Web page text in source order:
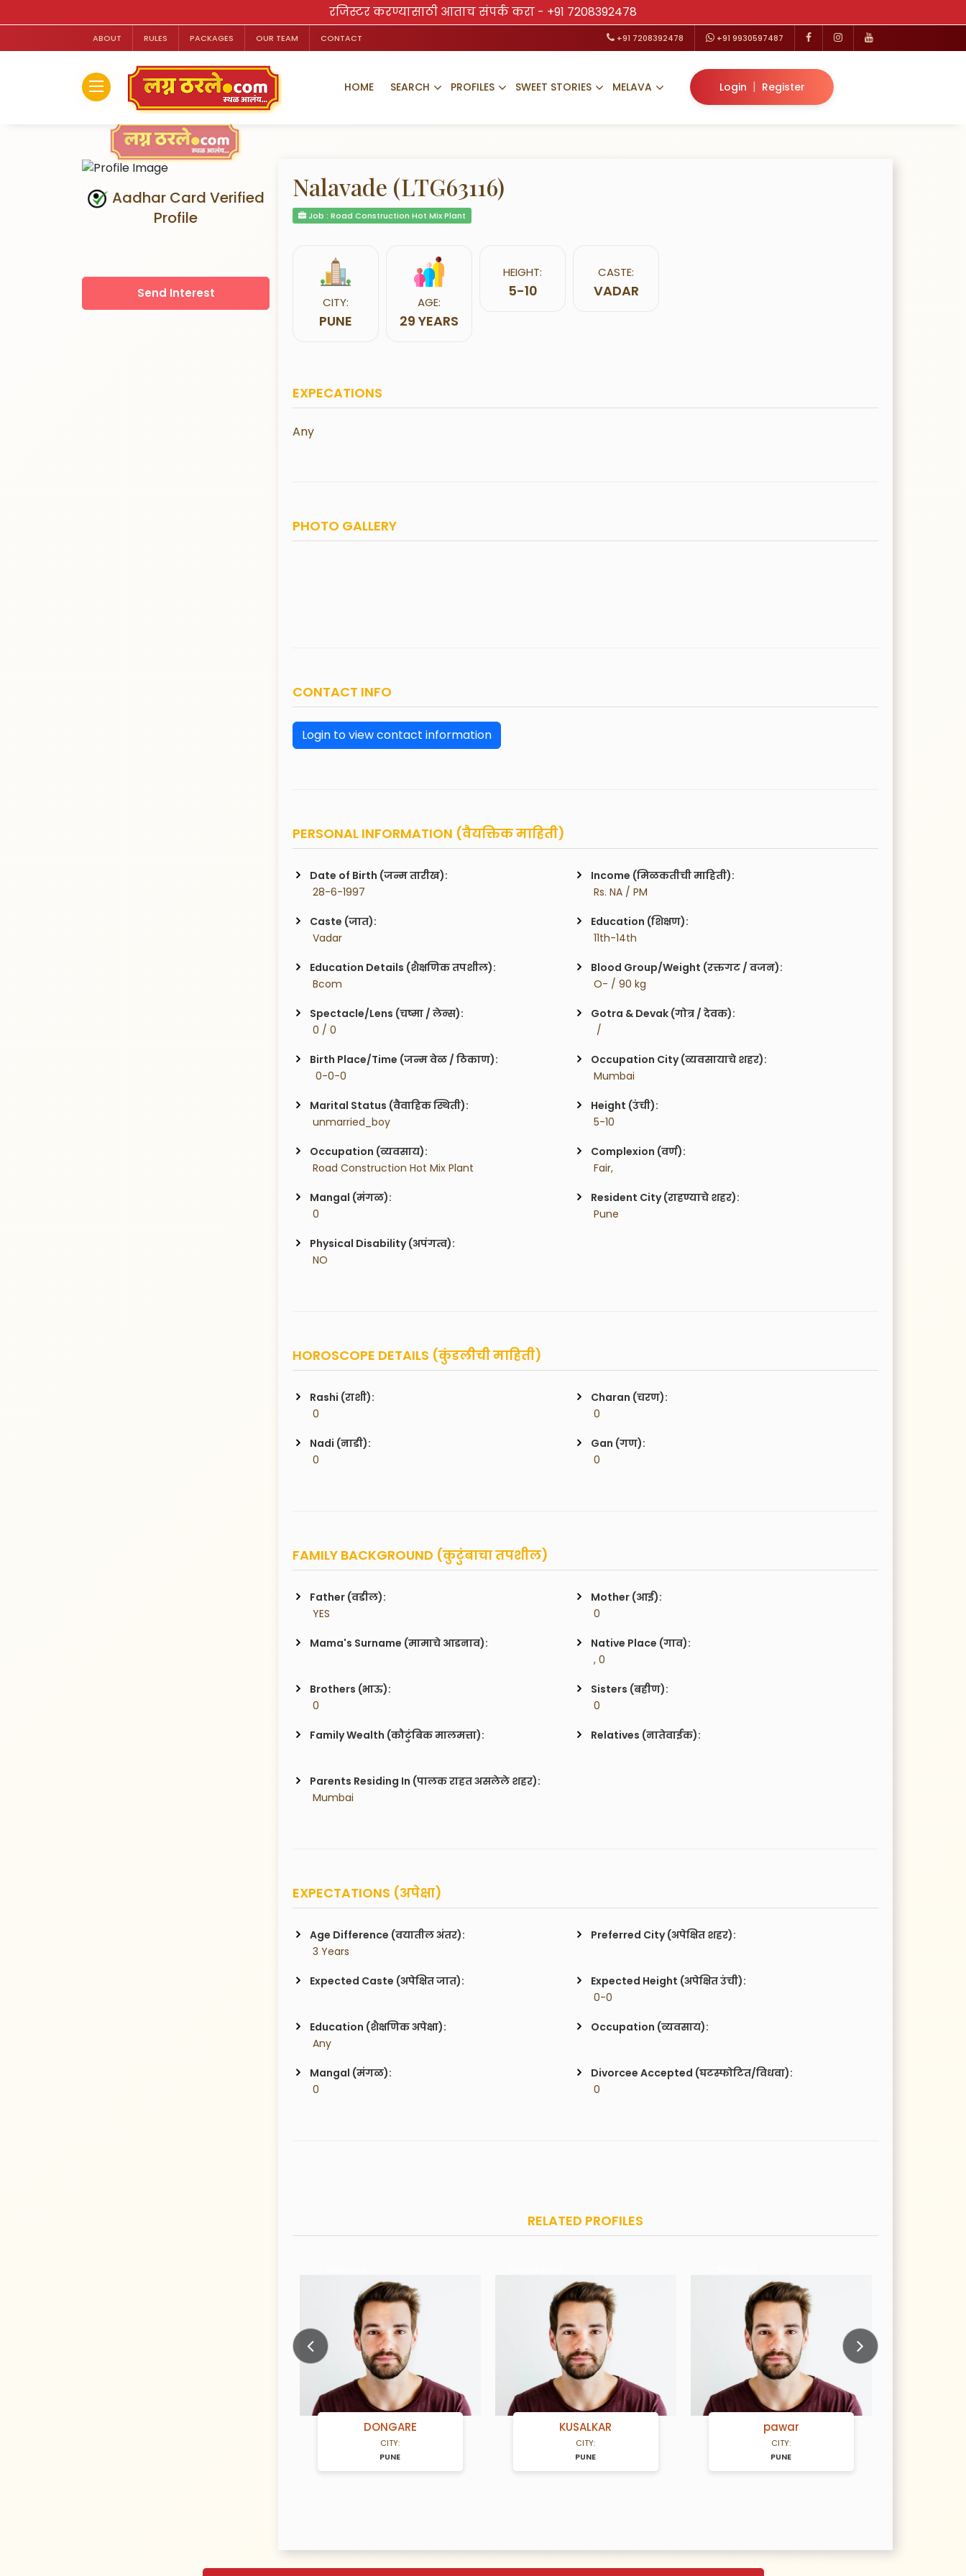
रजिस्टर करण्यासाठी आताच संपर्क करा - +91 7208392478
ABOUT RULES PACKAGES OUR TEAM CONTACT +91 7208392478 +91 9930597487
HOME SEARCH PROFILES SWEET STORIES MELAVA Login | Register
Aadhar Card Verified
Profile
Send Interest
Nalavade (LTG63116)
Job : Road Construction Hot Mix Plant
CITY:
PUNE
AGE:
29 YEARS
HEIGHT:
5-10
CASTE:
VADAR
EXPECATIONS
Any
PHOTO GALLERY
CONTACT INFO
Login to view contact information
PERSONAL INFORMATION (वैयक्तिक माहिती)
Date of Birth (जन्म तारीख):
28-6-1997
Income (मिळकतीची माहिती):
Rs. NA / PM
Caste (जात):
Vadar
Education (शिक्षण):
11th-14th
Education Details (शैक्षणिक तपशील):
Bcom
Blood Group/Weight (रक्तगट / वजन):
O- / 90 kg
Spectacle/Lens (चष्मा / लेन्स):
0 / 0
Gotra & Devak (गोत्र / देवक):
  /
Birth Place/Time (जन्म वेळ / ठिकाण):
  0-0-0
Occupation City (व्यवसायाचे शहर):
Mumbai
Marital Status (वैवाहिक स्थिती):
unmarried_boy
Height (उंची):
5-10
Occupation (व्यवसाय):
Road Construction Hot Mix Plant
Complexion (वर्ण):
Fair,
Mangal (मंगळ):
0
Resident City (राहण्याचे शहर):
Pune
Physical Disability (अपंगत्व):
NO
HOROSCOPE DETAILS (कुंडलीची माहिती)
Rashi (राशी):
0
Charan (चरण):
0
Nadi (नाडी):
0
Gan (गण):
0
FAMILY BACKGROUND (कुटुंबाचा तपशील)
Father (वडील):
YES
Mother (आई):
0
Mama's Surname (मामाचे आडनाव):
Native Place (गाव):
, 0
Brothers (भाऊ):
0
Sisters (बहीण):
0
Family Wealth (कौटुंबिक मालमत्ता): Relatives (नातेवाईक):
Parents Residing In (पालक राहत असलेले शहर):
Mumbai
EXPECTATIONS (अपेक्षा)
Age Difference (वयातील अंतर):
3 Years
Preferred City (अपेक्षित शहर):
Expected Caste (अपेक्षित जात):
Expected Height (अपेक्षित उंची):
0-0
Education (शैक्षणिक अपेक्षा):
Any
Occupation (व्यवसाय):
Mangal (मंगळ):
0
Divorcee Accepted (घटस्फोटित/विधवा):
0
RELATED PROFILES
DONGARE KUSALKAR pawar